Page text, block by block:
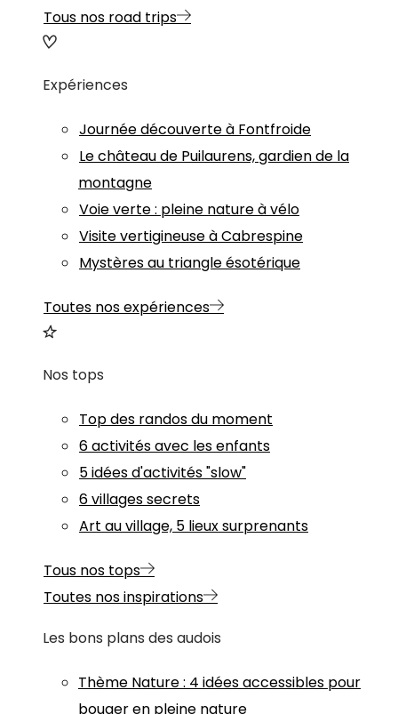
Tous nos road trips
Expériences
Journée découverte à Fontfroide
Le château de Puilaurens, gardien de la
montagne
Voie verte : pleine nature à vélo
Visite vertigineuse à Cabrespine
Mystères au triangle ésotérique
Toutes nos expériences
Nos tops
Top des randos du moment
6 activités avec les enfants
5 idées d'activités "slow"
6 villages secrets
Art au village, 5 lieux surprenants
Tous nos tops
Toutes nos inspirations
Les bons plans des audois
Thème Nature: 4 idées accessibles pour
bouger en pleine nature